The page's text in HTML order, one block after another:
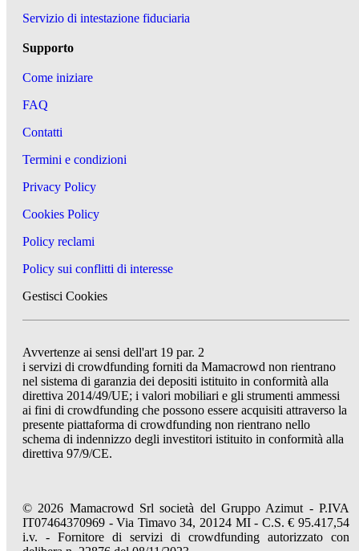
Servizio di intestazione fiduciaria
Supporto
Come iniziare
FAQ
Contatti
Termini e condizioni
Privacy Policy
Cookies Policy
Policy reclami
Policy sui conflitti di interesse
Gestisci Cookies
Avvertenze ai sensi dell'art 19 par. 2
i servizi di crowdfunding forniti da Mamacrowd non rientrano
nel sistema di garanzia dei depositi istituito in conformità alla
direttiva 2014/49/UE; i valori mobiliari e gli strumenti ammessi
ai fini di crowdfunding che possono essere acquisiti attraverso la
presente piattaforma di crowdfunding non rientrano nello
schema di indennizzo degli investitori istituito in conformità alla
direttiva 97/9/CE.
© 2026 Mamacrowd Srl società del Gruppo Azimut - P.IVA
IT07464370969 - Via Timavo 34, 20124 MI - C.S. € 95.417,54
i.v. - Fornitore di servizi di crowdfunding autorizzato con